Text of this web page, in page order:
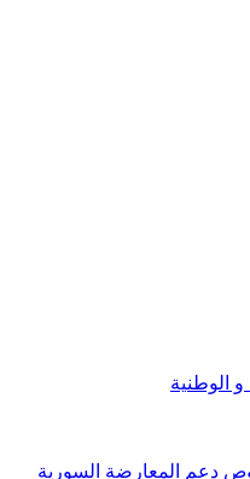
دعم المعارضة السورية